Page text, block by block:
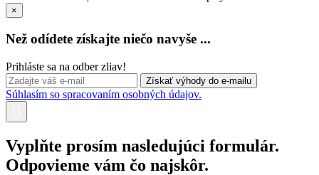
×
Než odídete získajte niečo navyše ...
Prihláste sa na odber zliav!
Súhlasím so spracovaním osobných údajov.
Vyplňte prosím nasledujúci formulár.
Odpovieme vám čo najskôr.